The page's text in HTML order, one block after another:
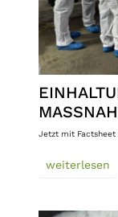
Jetzt mit Factsheet
weiterlesen